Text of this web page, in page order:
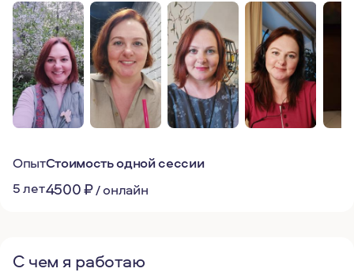
Опыт
5 лет
Стоимость одной сессии
4500₽/онлайн
С чем я работаю